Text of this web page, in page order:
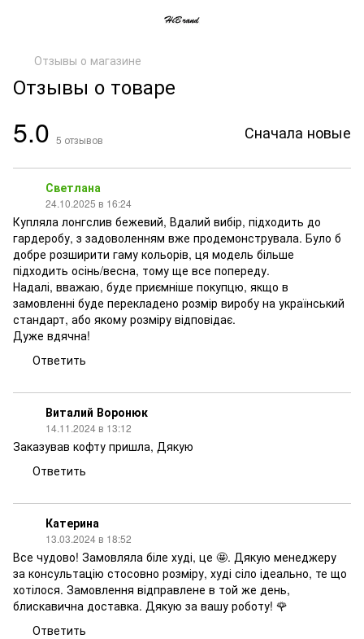
Отзывы о магазине
Отзывы о товаре
5.0 5 отзывов Сначала новые
Светлана
24.10.2025 в 16:24
Купляла лонгслив бежевий, Вдалий вибір, підходить до
гардеробу, з задоволенням вже продемонструвала. Було б
добре розширити гаму кольорів, ця модель більше
підходить осінь/весна, тому ще все попереду.
Надалі, вважаю, буде приємніше покупцю, якщо в
замовленні буде перекладено розмір виробу на український
стандарт, або якому розміру відповідає.
Дуже вдячна!
Ответить
Виталий Воронюк
14.11.2024 в 13:12
Заказував кофту пришла, Дякую
Ответить
Катерина
13.03.2024 в 18:52
Все чудово! Замовляла біле худі, це 🤩. Дякую менеджеру
за консультацію стосовно розміру, худі сіло ідеально, те що
хотілося. Замовлення відправлене в той же день,
блискавична доставка. Дякую за вашу роботу! 🌹
Ответить